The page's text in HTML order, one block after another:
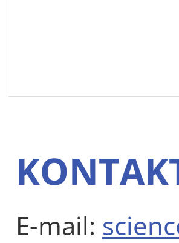
E-mail: